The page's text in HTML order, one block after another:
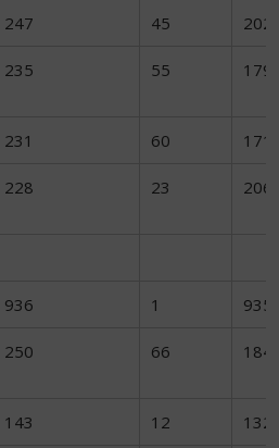
247 45 202
235 55 179
231 60 171
228 23 206
936 1 935
250 66 184
143 12 132